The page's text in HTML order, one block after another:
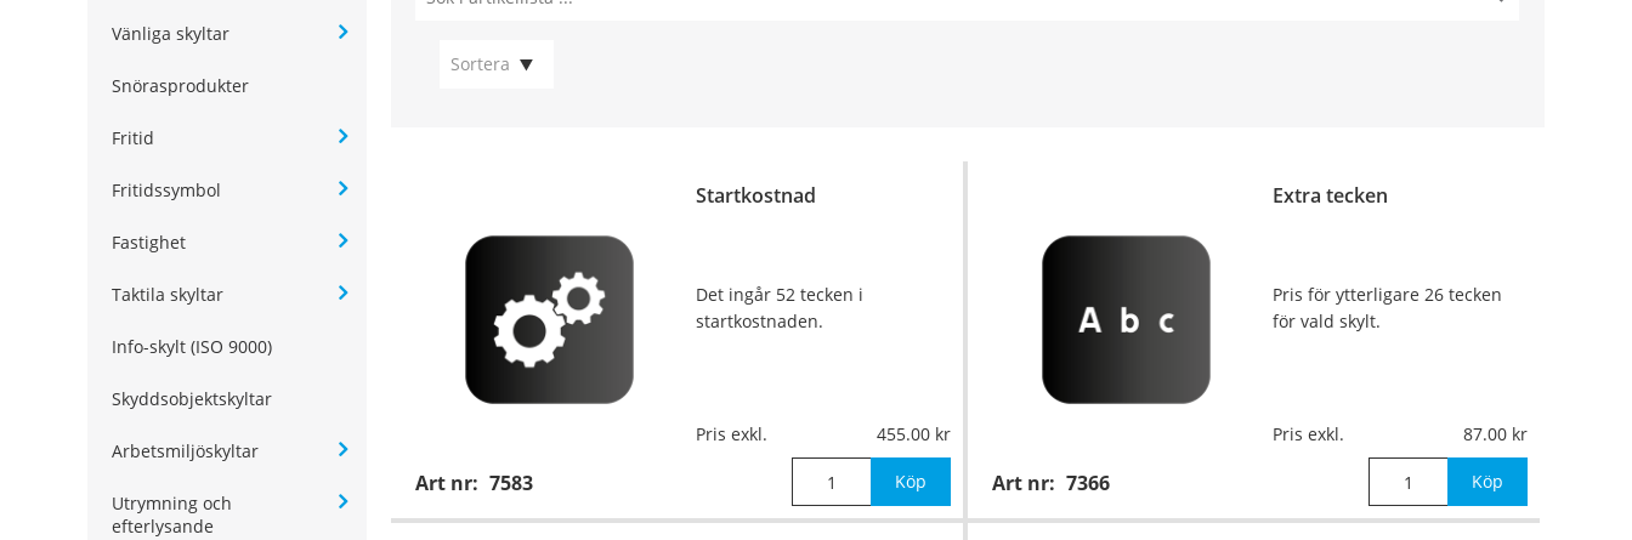
Vänliga skyltar
Snörasprodukter
Fritid
Fritidssymbol
Fastighet
Taktila skyltar
Info-skylt (ISO 9000)
Skyddsobjektskyltar
Arbetsmiljöskyltar
Utrymning och
efterlysande
Sortera
Startkostnad
Art nr: 7583
Det ingår 52 tecken i
startkostnaden.
Pris exkl. 455.00
Köp
Extra tecken
Art nr: 7366
Pris för ytterligare 26 tecken
för vald skylt.
Pris exkl. 87.00
Köp